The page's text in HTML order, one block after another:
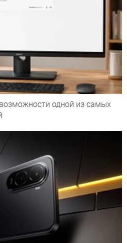
одной из самых